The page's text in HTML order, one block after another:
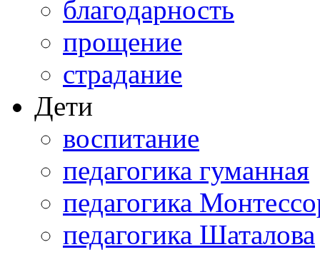
благодарность
прощение
страдание
Дети
воспитание
педагогика гуманная
педагогика
педагогика Шаталова